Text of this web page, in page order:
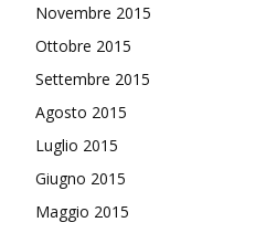
Novembre 2015
Ottobre 2015
Settembre 2015
Agosto 2015
Luglio 2015
Giugno 2015
Maggio 2015